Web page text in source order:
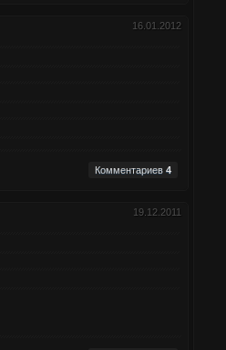
16.01.2012
Комментариев 4
19.12.2011